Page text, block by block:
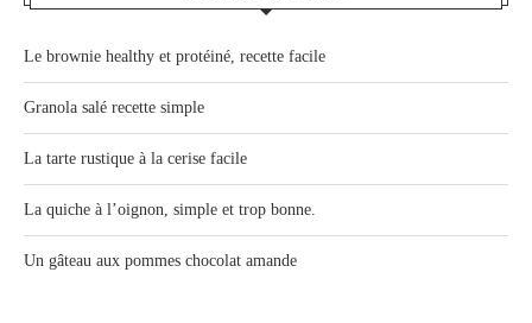
Le brownie healthy et protéiné, recette facile
Granola salé recette simple
La tarte rustique à la cerise facile
La quiche à l’oignon, simple et trop bonne.
Un gâteau aux pommes chocolat amande